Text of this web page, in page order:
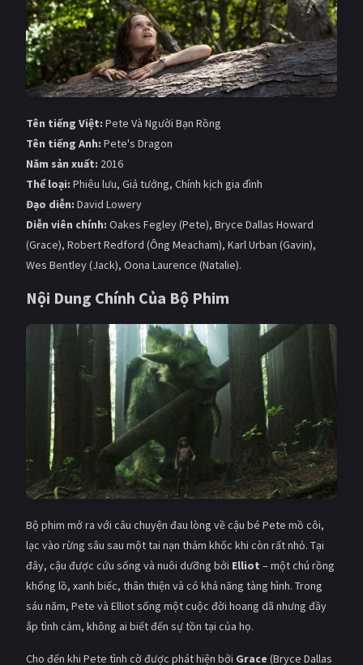
Viễn Tây Tiểu sử
GameShow DramaTV
QUỐC GIA
Âu - Mỹ Trung Quốc - Hồng Kông
Hàn Quốc
Ấn Độ Việt Nam
Tổng hợp
CẬP NHẬT
PHIM MỚI
PHIM BỘ
PHIM LẺ
PHIM CHIẾU RẠP
TUYỂN TẬP PHIM
BLOG
Tên tiếng Việt: Pete Và Người Bạn Rồng
Tên tiếng Anh: Pete's Dragon
Năm sản xuất: 2016
Thể loại: Phiêu lưu, Giả tưởng, Chính kịch gia đình
Đạo diễn: David Lowery
Diễn viên chính: Oakes Fegley (Pete), Bryce Dallas Howard
(Grace), Robert Redford (Ông Meacham), Karl Urban (Gavin),
Wes Bentley (Jack), Oona Laurence (Natalie).
Nội Dung Chính Của Bộ Phim
Bộ phim mở ra với câu chuyện đau lòng về cậu bé Pete mồ côi,
lạc vào rừng sâu sau một tai nạn thảm khốc khi còn rất nhỏ. Tại
đây, cậu được cứu sống và nuôi dưỡng bởi Elliot – một chú rồng
khổng lồ, xanh biếc, thân thiện và có khả năng tàng hình. Trong
sáu năm, Pete và Elliot sống một cuộc đời hoang dã nhưng đầy
ắp tình cảm, không ai biết đến sự tồn tại của họ.
Cho đến khi Pete tình cờ được phát hiện bởi Grace (Bryce Dallas